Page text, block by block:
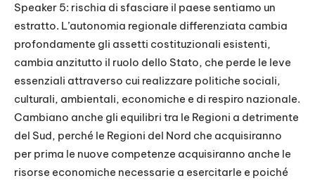
Speaker 5: rischia di sfasciare il paese sentiamo un
estratto. L’autonomia regionale differenziata cambia
profondamente gli assetti costituzionali esistenti,
cambia anzitutto il ruolo dello Stato, che perde le leve
essenziali attraverso cui realizzare politiche sociali,
culturali, ambientali, economiche e di respiro nazionale.
Cambiano anche gli equilibri tra le Regioni a detrimente
del Sud, perché le Regioni del Nord che acquisiranno
per prima le nuove competenze acquisiranno anche le
risorse economiche necessarie a esercitarle e poiché